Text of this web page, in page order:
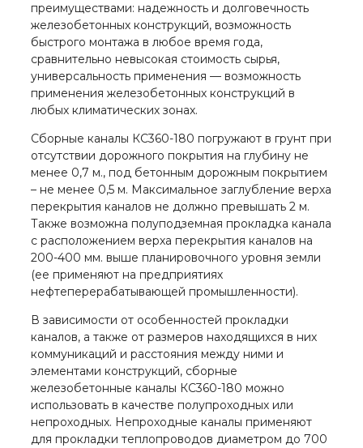
преимуществами: надежность и долговечность
железобетонных конструкций, возможность
быстрого монтажа в любое время года,
сравнительно невысокая стоимость сырья,
универсальность применения — возможность
применения железобетонных конструкций в
любых климатических зонах.
Сборные каналы КС360-180 погружают в грунт при
отсутствии дорожного покрытия на глубину не
менее 0,7 м., под бетонным дорожным покрытием
– не менее 0,5 м. Максимальное заглубление верха
перекрытия каналов не должно превышать 2 м.
Также возможна полуподземная прокладка канала
с расположением верха перекрытия каналов на
200-400 мм. выше планировочного уровня земли
(ее применяют на предприятиях
нефтеперерабатывающей промышленности).
В зависимости от особенностей прокладки
каналов, а также от размеров находящихся в них
коммуникаций и расстояния между ними и
элементами конструкций, сборные
железобетонные каналы КС360-180 можно
использовать в качестве полупроходных или
непроходных. Непроходные каналы применяют
для прокладки теплопроводов диаметром до 700